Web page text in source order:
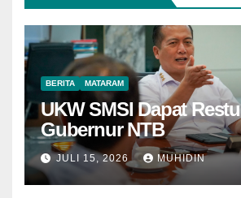
BERITA MATARAM
UKW SMSI Dapat Restu
Gubernur NTB
JULI 15, 2026 MUHIDIN